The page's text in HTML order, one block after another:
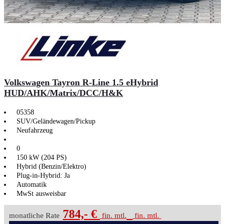
Volkswagen Tayron R-Line 1.5 eHybrid
HUD/AHK/Matrix/DCC/H&K
05358
SUV/Geländewagen/Pickup
Neufahrzeug
0
150 kW (204 PS)
Hybrid (Benzin/Elektro)
Plug-in-Hybrid: Ja
Automatik
MwSt ausweisbar
monatliche Rate 784,- € fin. mtl. fin. mtl.